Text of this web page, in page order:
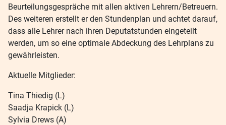
Beurteilungsgespräche mit allen aktiven Lehrern/Betreuern.
Des weiteren erstellt er den Stundenplan und achtet darauf,
dass alle Lehrer nach ihren Deputatstunden eingeteilt
werden, um so eine optimale Abdeckung des Lehrplans zu
gewährleisten.
Aktuelle Mitglieder:
Tina Thiedig (L)
Saadja Krapick (L)
Sylvia Drews (A)